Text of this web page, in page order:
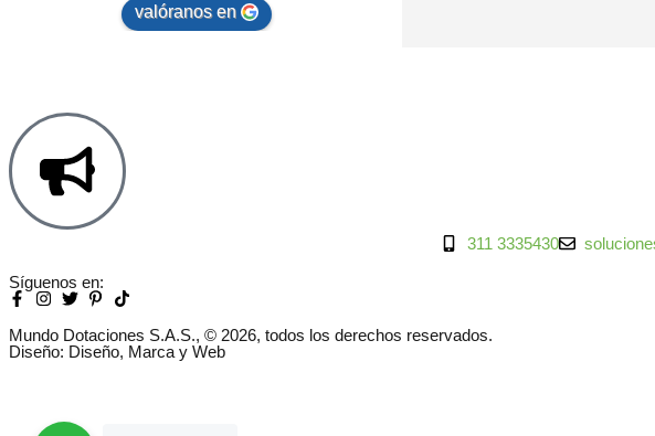
valóranos en
311 3335430
Síguenos en:
Mundo Dotaciones S.A.S., © 2026, todos los derechos reservados.
Diseño: Diseño, Marca y Web